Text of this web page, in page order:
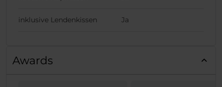
inklusive Lendenkissen Ja
Awards